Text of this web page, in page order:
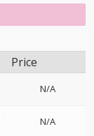
Price
N/A
N/A